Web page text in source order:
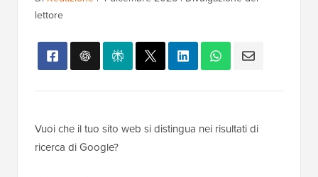
lettore
Vuoi che il tuo sito web si distingua nei risultati di
ricerca di Google?